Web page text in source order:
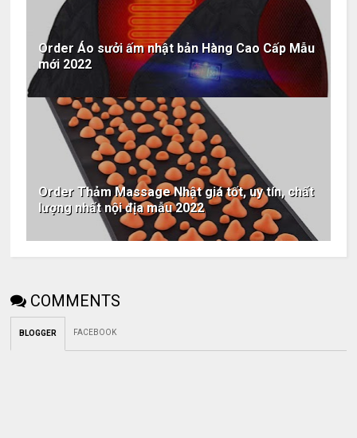
Order Áo sưởi ấm nhật bản Hàng Cao Cấp Mẫu
mới 2022
Order Thảm Massage Nhật giá tốt, uy tín, chất
lượng nhất nội địa mẫu 2022
COMMENTS
BLOGGER FACEBOOK